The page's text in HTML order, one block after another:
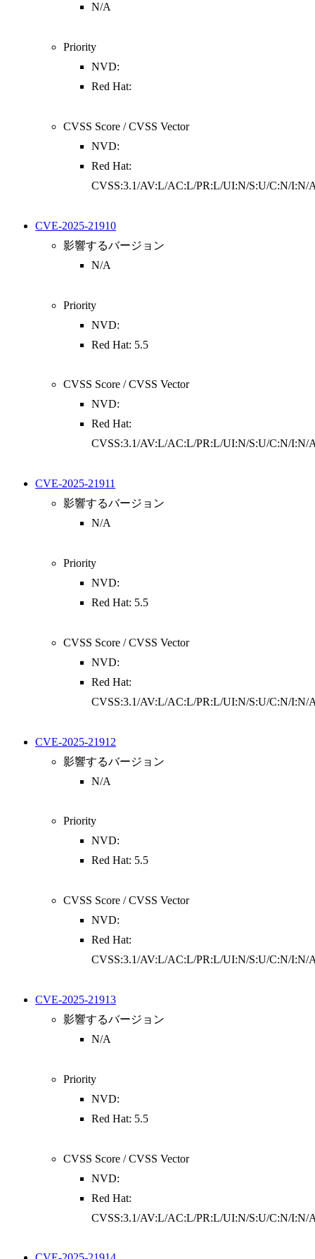
N/A
Priority
NVD:
Red Hat:
CVSS Score / CVSS Vector
NVD:
Red Hat:
CVSS:3.1/AV:L/AC:L/PR:L/UI:N/S:U/C:N/I:N/
CVE-2025-21910
影響するバージョン
N/A
Priority
NVD:
Red Hat: 5.5
CVSS Score / CVSS Vector
NVD:
Red Hat:
CVSS:3.1/AV:L/AC:L/PR:L/UI:N/S:U/C:N/I:N/
CVE-2025-21911
影響するバージョン
N/A
Priority
NVD:
Red Hat: 5.5
CVSS Score / CVSS Vector
NVD:
Red Hat:
CVSS:3.1/AV:L/AC:L/PR:L/UI:N/S:U/C:N/I:N/
CVE-2025-21912
影響するバージョン
N/A
Priority
NVD:
Red Hat: 5.5
CVSS Score / CVSS Vector
NVD:
Red Hat:
CVSS:3.1/AV:L/AC:L/PR:L/UI:N/S:U/C:N/I:N/
CVE-2025-21913
影響するバージョン
N/A
Priority
NVD:
Red Hat: 5.5
CVSS Score / CVSS Vector
NVD:
Red Hat:
CVSS:3.1/AV:L/AC:L/PR:L/UI:N/S:U/C:N/I:N/